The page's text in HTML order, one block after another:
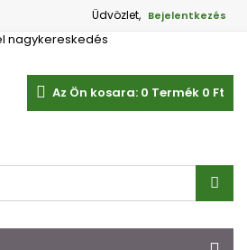
Üdvözlet, Bejelentkezés
Az Ön kosara: 0 Termék 0 Ft‎